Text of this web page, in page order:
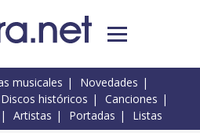
musicales
Novedades
Discos históricos
Canciones
Artistas Portadas Listas